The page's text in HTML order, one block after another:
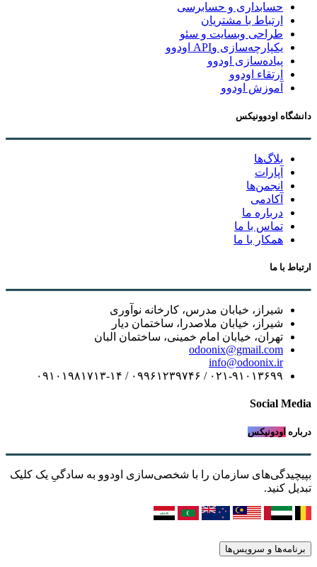
حسابداری و حسابرسی
ارتباط با مشتریان
طراحی وبسایت و سئو
یکپارچه‌سازی وAPI اودوو
پیاده‌سازی اودوو
ارتقاء اودوو
آموزش اودوو
دانشگاه اودوونیکس
بلاگ‌ها
آپارات
انجمن‌ها
آکادمی
درباره ما
تماس با ما
همکار با ما
ارتباط با ما
شیراز، خیابان مدرس، کارخانه نوآوری
شیراز، خیابان ملاصدرا، ساختمان دیار
تهران، خیابان امام خمینی، ساختمان البان
odoonix@gmail.com
info@odoonix.ir
۰۲۱-۹۱۰۱۳۶۹۹ / ۰۹۹۶۱۲۳۹۷۴۶ / ۰۹۱۰۱۹۸۱۷۱۳-۱۴
Social Media
درباره اودونیکس
بپیچیدگی‌های سازمان را با شخصی‌سازی اودوو به سادگیِ یک کلیک
تبدیل کنید.
برنامه‌ها و سرویس‌ها